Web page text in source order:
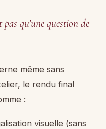
pas qu’une question de
même sans
le rendu final
:
visuelle (sans